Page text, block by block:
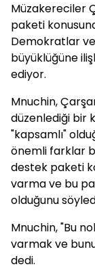
Müzakereciler
paketi
Demokratlar
büyüklüğüne
ediyor.
Mnuchin,
düzenlediği bir
"kapsamlı"
önemli farklar
destek paketi
varma ve bu
olduğunu
Mnuchin, "Bu
varmak ve
dedi.